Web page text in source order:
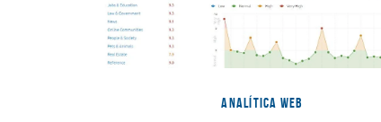
ANALÍTICA WEB